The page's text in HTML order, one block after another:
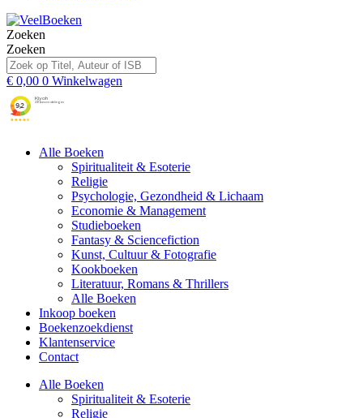
Zoeken
Zoeken
€ 0,00 0 Winkelwagen
Alle Boeken
Spiritualiteit & Esoterie
Religie
Psychologie, Gezondheid & Lichaam
Economie & Management
Studieboeken
Fantasy & Sciencefiction
Kunst, Cultuur & Fotografie
Kookboeken
Literatuur, Romans & Thrillers
Alle Boeken
Inkoop boeken
Boekenzoekdienst
Klantenservice
Contact
Alle Boeken
Spiritualiteit & Esoterie
Religie